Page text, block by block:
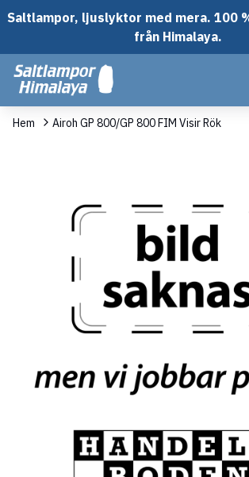
Saltlampor, ljuslyktor med mera. 100
från Himalaya.
Hem Airoh GP 800/GP 800 FIM Visir Rök